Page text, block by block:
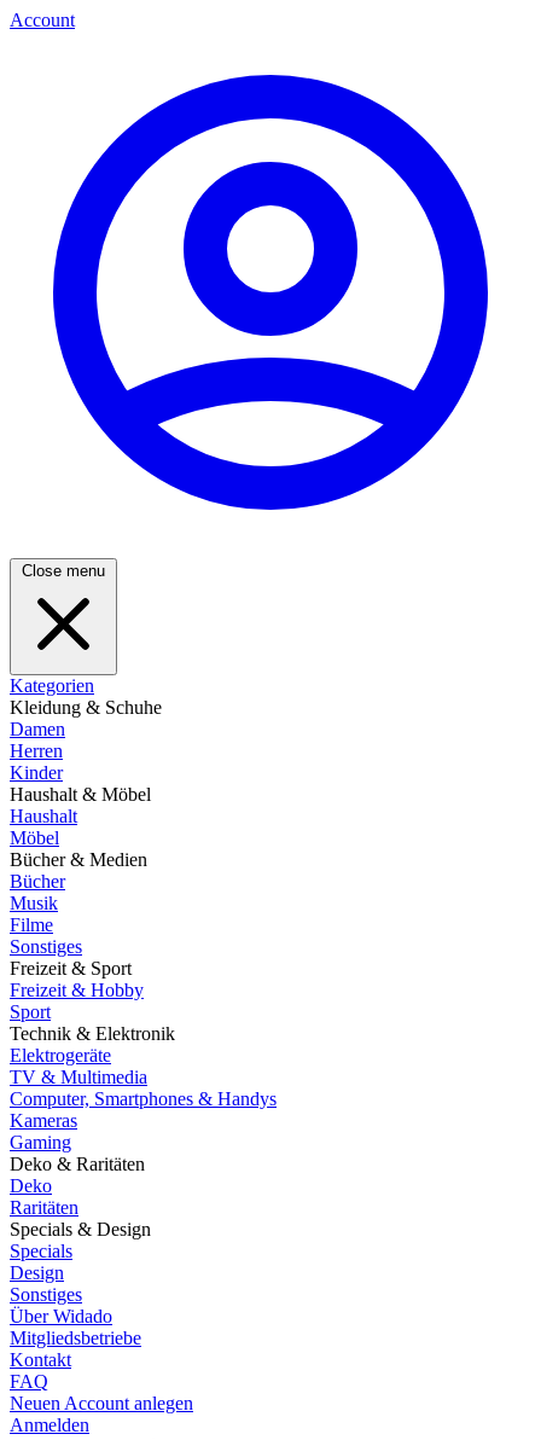
Account
Close menu
Kategorien
Kleidung & Schuhe
Damen
Herren
Kinder
Haushalt & Möbel
Haushalt
Möbel
Bücher & Medien
Bücher
Musik
Filme
Sonstiges
Freizeit & Sport
Freizeit & Hobby
Sport
Technik & Elektronik
Elektrogeräte
TV & Multimedia
Computer, Smartphones & Handys
Kameras
Gaming
Deko & Raritäten
Deko
Raritäten
Specials & Design
Specials
Design
Sonstiges
Über Widado
Mitgliedsbetriebe
Kontakt
FAQ
Neuen Account anlegen
Anmelden